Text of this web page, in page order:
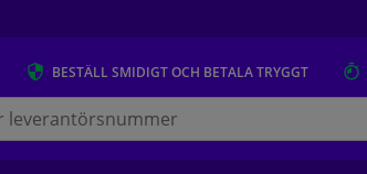
BESTÄLL SMIDIGT OCH BETALA TRYGGT